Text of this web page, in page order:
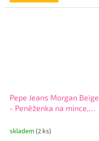
Pepe Jeans Morgan Beige
- Peněženka na mince,
skladem (2 ks)